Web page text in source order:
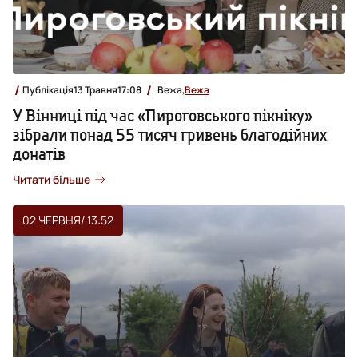
Публікація13 Травня17:08 Вежа,Вежа
У Вінниці під час «Пироговського пікніку»
зібрали понад 55 тисяч гривень благодійних
донатів
Читати більше
02 ЧЕРВНЯ/ 13:52